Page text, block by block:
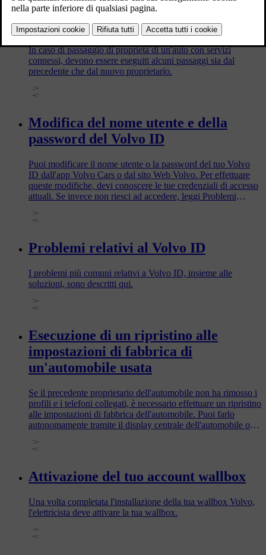
Passaggio di proprietà con servizi
connessi
In caso di passaggio di proprietà di un'auto con servizi
connessi, devono essere eseguiti alcuni passaggi sia dal
precedente che dal nuovo proprietario.
Modifica del nome utente e della
password del Volvo ID
Puoi modificare il nome utente o la password del tuo Volvo
ID dall'app Volvo Cars o dal sito Web Volvo. Per effettuare
queste modifiche, devi conoscere le tue credenziali di accesso
attuali. Se invece non riesci ad accedere, leggi Problemi
Problemi relativi al Volvo ID
I problemi più comuni relativi a Volvo ID, insieme alle
soluzioni, sono descritti qui.
Esecuzione di un ripristino alle
impostazioni di fabbrica di
un'automobile usata
Se il precedente proprietario dell'automobile non ha rimosso i
profili e i telefoni collegati, è necessario effettuare un ripristino
alle impostazioni di fabbrica dell'automobile. Puoi farlo
autonomamente tramite il display centrale dell'automobile o
Cars.
Attivazione del tuo account wallbox
Una volta completata l'installazione della tua wallbox Volvo,
l'elettricista deve attivare la tua wallbox.